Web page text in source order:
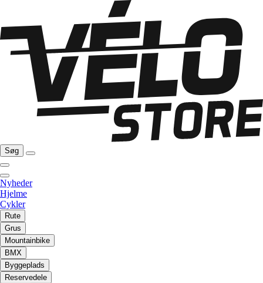
Søg
Nyheder
Hjelme
Cykler
Rute
Grus
Mountainbike
BMX
Byggeplads
Reservedele